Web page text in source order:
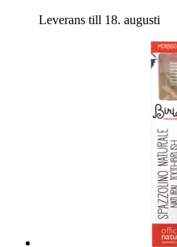
Leverans till 18. augusti